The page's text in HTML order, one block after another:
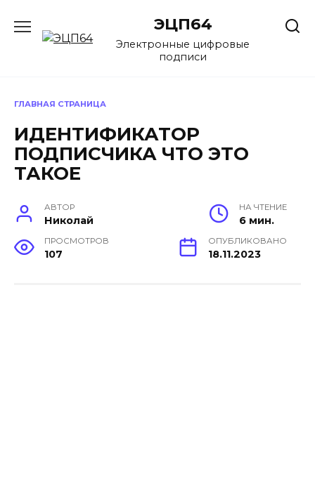
содержанию
ЭЦП64
Электронные цифровые
подписи
ГЛАВНАЯ СТРАНИЦА
ИДЕНТИФИКАТОР
ПОДПИСЧИКА ЧТО ЭТО
ТАКОЕ
АВТОР
Николай
НА ЧТЕНИЕ
6 мин.
ПРОСМОТРОВ
107
ОПУБЛИКОВАНО
18.11.2023